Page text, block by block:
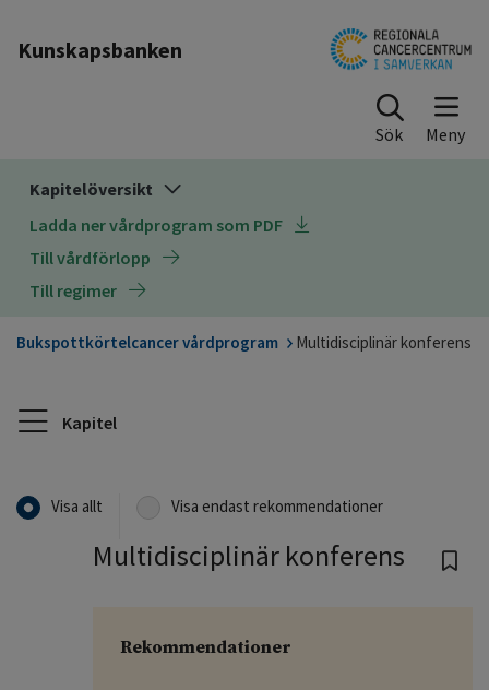
Kunskapsbanken
Sök
Kapitelöversikt
Ladda ner vårdprogram som PDF
Till vårdförlopp
Till regimer
Bukspottkörtelcancer vårdprogram Multidisciplinär konferens
Kapitel
Visa allt Visa endast rekommendationer
Multidisciplinär konferens
Rekommendationer